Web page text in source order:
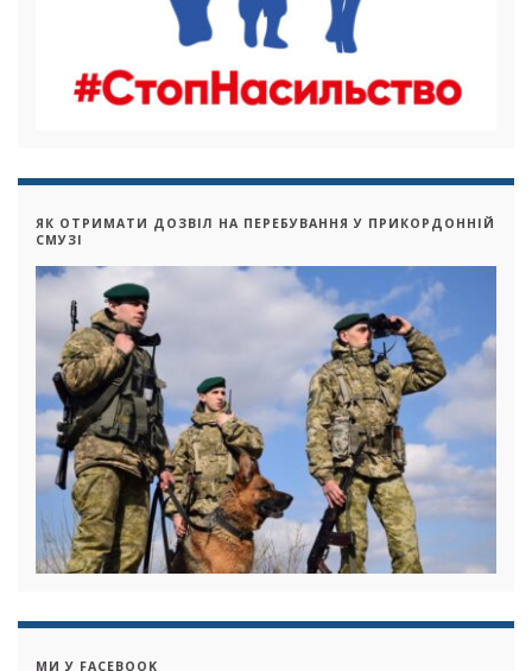
ЯК ОТРИМАТИ ДОЗВІЛ НА ПЕРЕБУВАННЯ У ПРИКОРДОННІЙ
СМУЗІ
МИ У FACEBOOK